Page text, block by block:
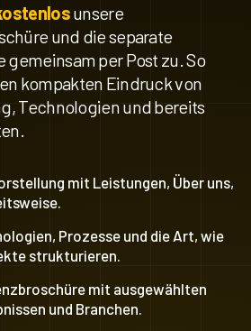
unsere
und die separate
per Post zu. So
kompakten Eindruck von
Technologien und bereits
mit Leistungen, Über uns,
Prozesse und die Art, wie
strukturieren.
mit ausgewählten
und Branchen.